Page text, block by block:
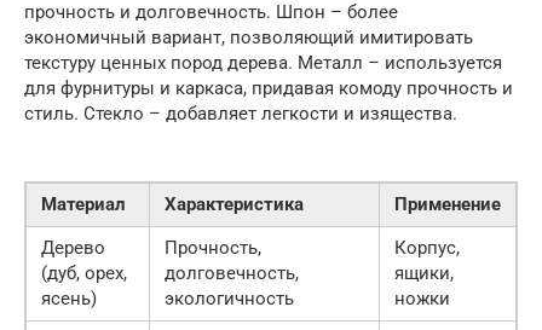
прочность и долговечность. Шпон – более
экономичный вариант, позволяющий имитировать
текстуру ценных пород дерева. Металл – используется
для фурнитуры и каркаса, придавая комоду прочность и
стиль. Стекло – добавляет легкости и изящества.
Материал Характеристика
Применение
Дерево
(дуб, орех,
ясень)
Прочность,
долговечность,
экологичность
Корпус,
ящики,
ножки